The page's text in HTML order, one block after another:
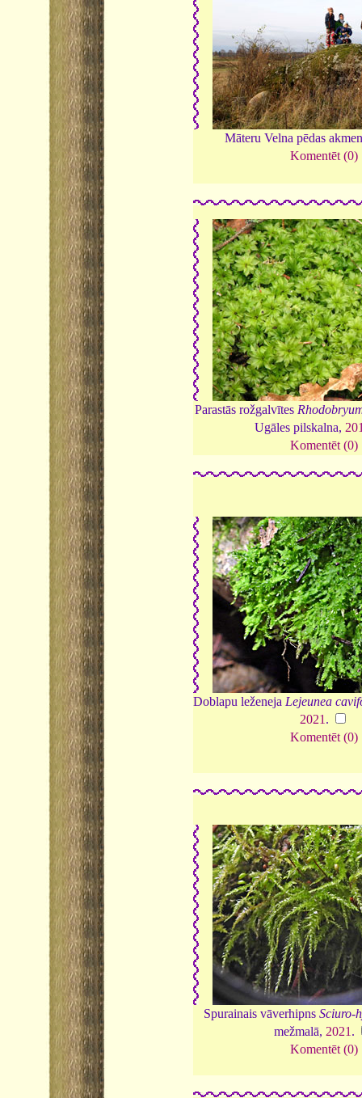
Māteru Velna pēdas
Komentēt (0)
Parastās rožgalvītes
Ugāles pilskalna,
Komentēt (0)
Doblapu leženeja Lejeunea
2021 .
Komentēt (0)
Spurainais vāverhipnsSciuro-
mežmalā, 2021 .
Komentēt (0)